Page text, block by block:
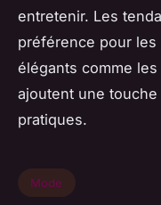
entretenir. Les
préférence pour les
élégants comme
ajoutent une
pratiques.
Mode